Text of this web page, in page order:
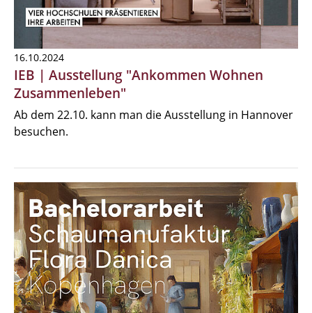
16.10.2024
IEB | Ausstellung "Ankommen Wohnen
Zusammenleben"
Ab dem 22.10. kann man die Ausstellung in Hannover
besuchen.